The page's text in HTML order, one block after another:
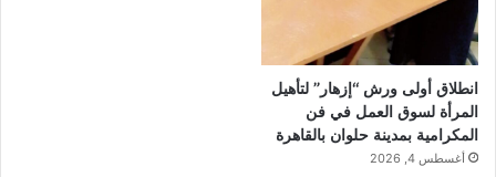
انطلاق أولى ورش “إزهار” لتأهيل
المرأة لسوق العمل في فن
المكرامية بمدينة حلوان بالقاهرة
أغسطس 4, 2026